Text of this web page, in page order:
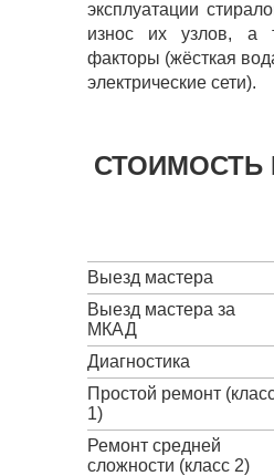
эксплуатации
износ их узлов, а
факторы (жёсткая
электрические сети).
СТОИМОСТЬ
Выезд мастера
Выезд мастера за
МКАД
Диагностика
Простой ремонт
1)
Ремонт средней
сложности (класс 2)